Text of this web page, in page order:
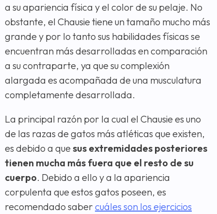
a su apariencia física y el color de su pelaje. No
obstante, el Chausie tiene un tamaño mucho más
grande y por lo tanto sus habilidades físicas se
encuentran más desarrolladas en comparación
a su contraparte, ya que su complexión
alargada es acompañada de una musculatura
completamente desarrollada.
La principal razón por la cual el Chausie es uno
de las razas de gatos más atléticas que existen,
es debido a que sus extremidades posteriores
tienen mucha más fuera que el resto de su
cuerpo. Debido a ello y a la apariencia
corpulenta que estos gatos poseen, es
recomendado saber cuáles son los ejercicios